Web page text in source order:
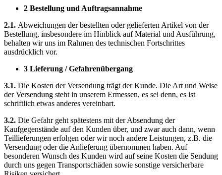
2 Bestellung und Auftragsannahme
2.1. Abweichungen der bestellten oder gelieferten Artikel von der
Bestellung, insbesondere im Hinblick auf Material und Ausführung,
behalten wir uns im Rahmen des technischen Fortschrittes
ausdrücklich vor.
3 Lieferung / Gefahrenübergang
3.1. Die Kosten der Versendung trägt der Kunde. Die Art und Weise
der Versendung steht in unserem Ermessen, es sei denn, es ist
schriftlich etwas anderes vereinbart.
3.2. Die Gefahr geht spätestens mit der Absendung der
Kaufgegenstände auf den Kunden über, und zwar auch dann, wenn
Teillieferungen erfolgen oder wir noch andere Leistungen, z.B. die
Versendung oder die Anlieferung übernommen haben. Auf
besonderen Wunsch des Kunden wird auf seine Kosten die Sendung
durch uns gegen Transportschäden sowie sonstige versicherbare